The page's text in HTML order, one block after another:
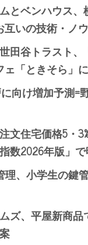
とベンハウス
いの技術・ノ
田谷トラスト
ェ「ときそら」
向け増加予測=
文住宅価格5・
数2026年版」
理、小学生の鍵
ズ、平屋新商品